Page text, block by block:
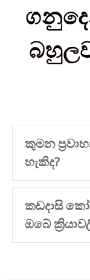
කුමන
හැකිද?
කඩදාසි
ඔබේ